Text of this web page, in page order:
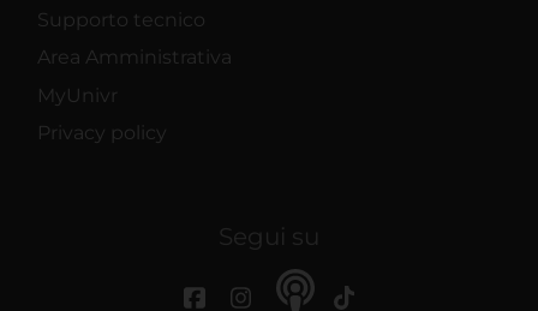
Supporto tecnico
Area Amministrativa
MyUnivr
Privacy policy
Segui su